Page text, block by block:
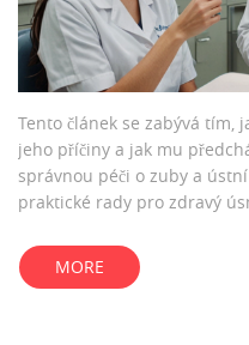
Tento článek se zabývá tím,
jeho příčiny a jak mu
správnou péči o zuby a
praktické rady pro zdravý
MORE